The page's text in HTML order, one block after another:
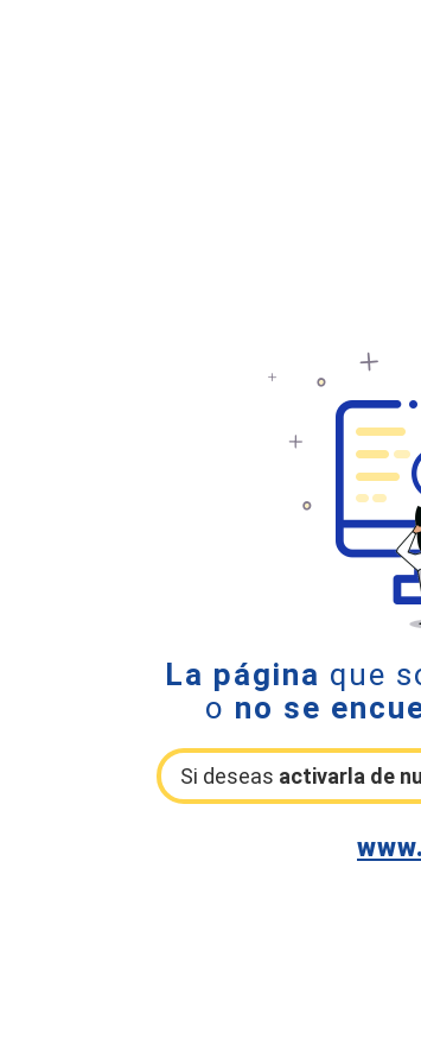
La página que
o no se
Si deseas activarla de